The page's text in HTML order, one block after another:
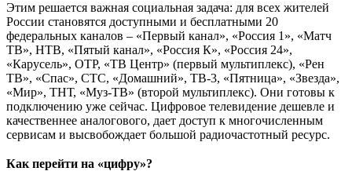
Этим решается важная социальная задача: для всех жителей
России становятся доступными и бесплатными 20
федеральных каналов – «Первый канал», «Россия 1», «Матч
ТВ», НТВ, «Пятый канал», «Россия К», «Россия 24»,
«Карусель», ОТР, «ТВ Центр» (первый мультиплекс), «Рен
ТВ», «Спас», СТС, «Домашний», ТВ-3, «Пятница», «Звезда»,
«Мир», ТНТ, «Муз-ТВ» (второй мультиплекс). Они готовы к
подключению уже сейчас. Цифровое телевидение дешевле и
качественнее аналогового, дает доступ к многочисленным
сервисам и высвобождает большой радиочастотный ресурс.
Как перейти на «цифру»?